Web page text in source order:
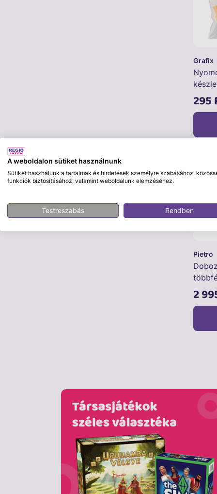
Grafix
295
Pietro
2
A weboldalon sütiket használnunk
Sütiket használunk a tartalmak és hirdetések személyre szabásához,
funkciók biztosításához, valamint weboldalunk elemzéséhez.
Testreszabás Rendben